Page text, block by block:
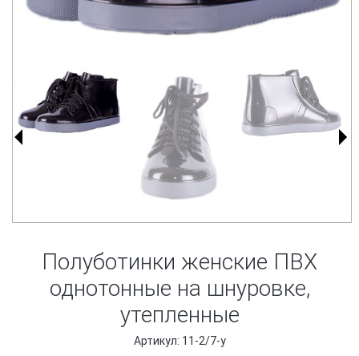
Полуботинки женские ПВХ
однотонные на шнуровке,
утепленные
Артикул: 11-2/7-у